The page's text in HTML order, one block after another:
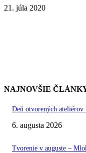
21. júla 2020
NAJNOVŠIE
Deň otvorených ateliérov
6. augusta 2026
Tvorenie v auguste –